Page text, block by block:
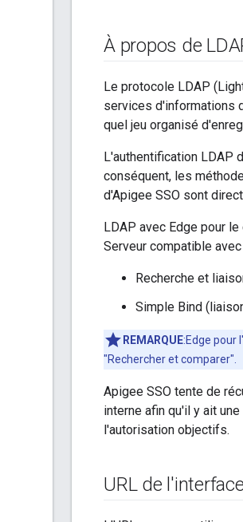
À propos de
Le protocole LDAP
services d'informations
quel jeu organisé
L'authentification LDAP
conséquent, les
d'Apigee SSO sont
LDAP avec Edge pour
Serveur compatible avec
Recherche et
Simple Bind
REMARQUE:Edge pour
"Rechercher et comparer".
Apigee SSO tente de
interne afin qu'il y ait
l'autorisation objectifs.
URL de